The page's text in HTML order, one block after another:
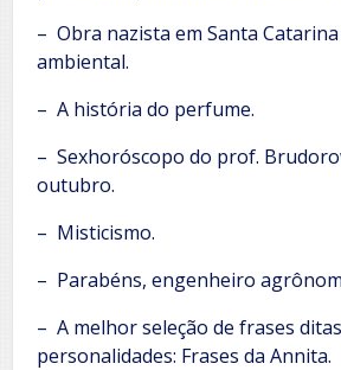
– Obra nazista em Santa
ambiental.
– A história do perfume.
– Sexhoróscopo do prof.
outubro.
– Misticismo.
– Parabéns, engenheiro
– A melhor seleção de frases
personalidades: Frases da Annita.